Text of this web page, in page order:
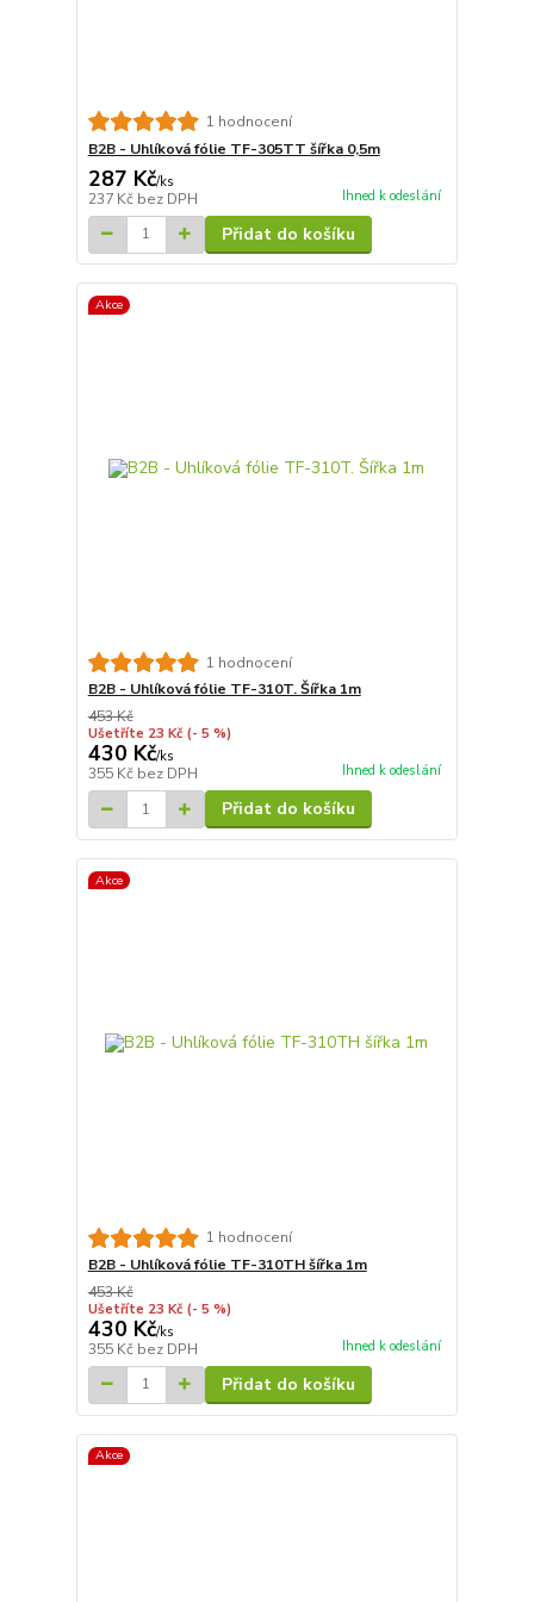
1 hodnocení
B2B - Uhlíková fólie TF-305TT šířka 0,5m
287 Kč/ks
237 Kč bez DPH Ihned k odeslání
Přidat do košíku
Akce
1 hodnocení
B2B - Uhlíková fólie TF-310T. Šířka 1m
453 Kč
Ušetříte 23 Kč (- 5 %)
430 Kč/ks
355 Kč bez DPH Ihned k odeslání
Přidat do košíku
Akce
1 hodnocení
B2B - Uhlíková fólie TF-310TH šířka 1m
453 Kč
Ušetříte 23 Kč (- 5 %)
430 Kč/ks
355 Kč bez DPH Ihned k odeslání
Přidat do košíku
Akce